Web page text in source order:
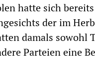
hatte sich
der im
damals sowohl
Parteien eine